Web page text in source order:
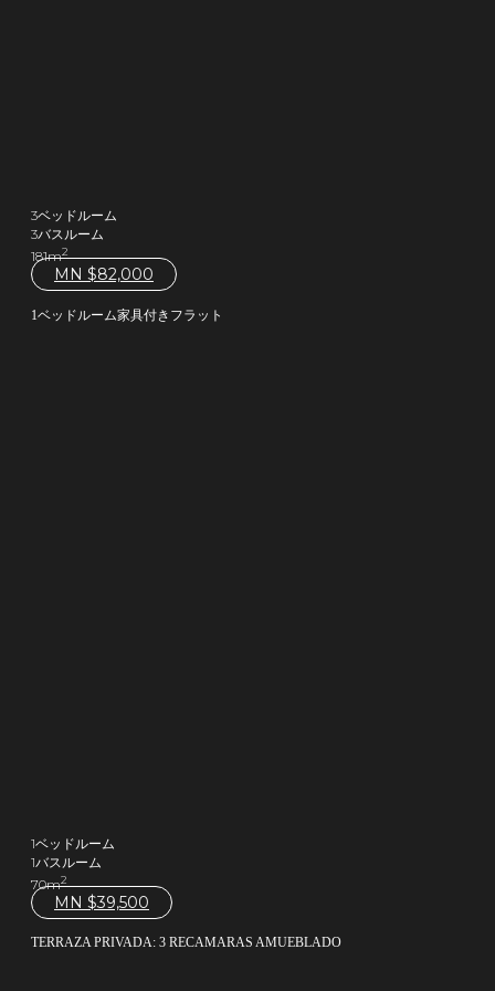
3ベッドルーム
3バスルーム
181m2
MN $82,000
1ベッドルーム家具付きフラット
1ベッドルーム
1バスルーム
70m2
MN $39,500
TERRAZA PRIVADA: 3 RECAMARAS AMUEBLADO